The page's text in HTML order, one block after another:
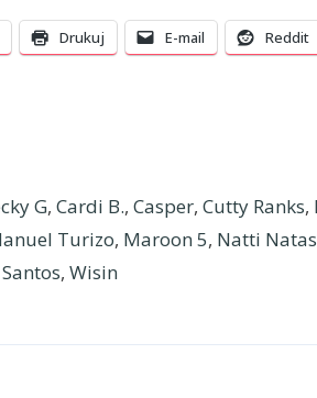
Drukuj E-mail Reddit
G, Cardi B., Casper, Cutty Ranks,
Turizo, Maroon 5, Natti
, Wisin